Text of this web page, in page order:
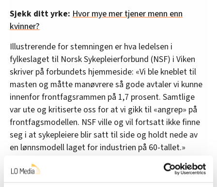
Sjekk ditt yrke: Hvor mye mer tjener menn enn
kvinner?
Illustrerende for stemningen er hva ledelsen i
fylkeslaget til Norsk Sykepleierforbund (NSF) i Viken
skriver på forbundets hjemmeside: «Vi ble kneblet til
masten og måtte manøvrere så gode avtaler vi kunne
innenfor frontfagsrammen på 1,7 prosent. Samtlige
var ute og kritiserte oss for at vi gikk til «angrep» på
frontfagsmodellen. NSF ville og vil fortsatt ikke finne
seg i at sykepleiere blir satt til side og holdt nede av
en lønnsmodell laget for industrien på 60-tallet.»
At oppgjøret i 2020 ble ferdig så seint, spiller også inn
på kvaliteten av tallene som kommer fra TBU.